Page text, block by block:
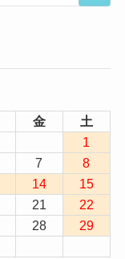
金
土
1
7
8
14
15
21
22
28
29